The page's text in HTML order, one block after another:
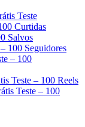
Teste
Curtidas
Salvos
100 Seguidores
– 100
Teste – 100 Reels
Teste – 100